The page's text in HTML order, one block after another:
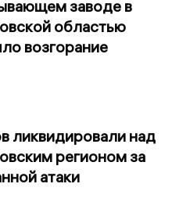
заводе в
областью
возгорание
ликвидировали над
регионом за
атаки